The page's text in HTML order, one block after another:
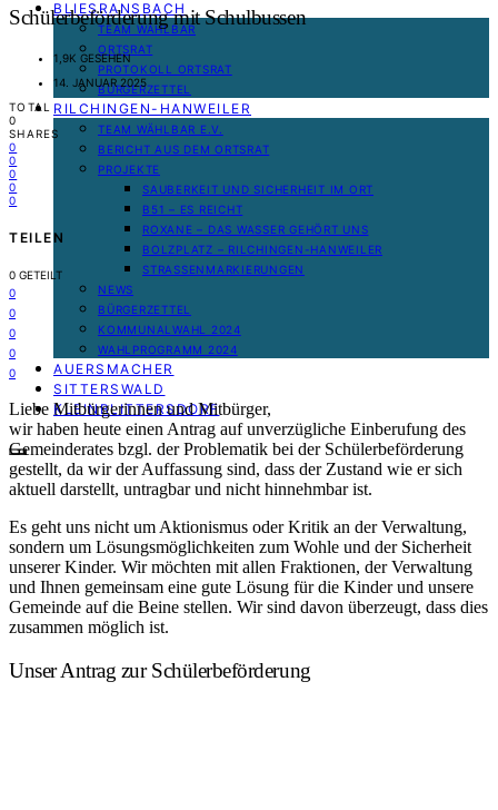
BLIESRANSBACH
TEAM WÄHLBAR
ORTSRAT
PROTOKOLL ORTSRAT
BÜRGERZETTEL
RILCHINGEN-HANWEILER
TEAM WÄHLBAR E.V.
BERICHT AUS DEM ORTSRAT
PROJEKTE
SAUBERKEIT UND SICHERHEIT IM ORT
B51 – ES REICHT
ROXANE – DAS WASSER GEHÖRT UNS
BOLZPLATZ – RILCHINGEN-HANWEILER
STRASSENMARKIERUNGEN
NEWS
BÜRGERZETTEL
KOMMUNALWAHL 2024
WAHLPROGRAMM 2024
AUERSMACHER
SITTERSWALD
KLEINBLITTERSDORF
Schülerbeförderung mit Schulbussen
1,9K GESEHEN
14. JANUAR 2025
TOTAL
0
SHARES
0
0
0
0
0
TEILEN
0 GETEILT
0
0
0
0
0
Liebe Mitbürgerinnen und Mitbürger,
wir haben heute einen Antrag auf unverzügliche Einberufung des
Gemeinderates bzgl. der Problematik bei der Schülerbeförderung
gestellt, da wir der Auffassung sind, dass der Zustand wie er sich
aktuell darstellt, untragbar und nicht hinnehmbar ist.
Es geht uns nicht um Aktionismus oder Kritik an der Verwaltung,
sondern um Lösungsmöglichkeiten zum Wohle und der Sicherheit
unserer Kinder. Wir möchten mit allen Fraktionen, der Verwaltung
und Ihnen gemeinsam eine gute Lösung für die Kinder und unsere
Gemeinde auf die Beine stellen. Wir sind davon überzeugt, dass dies
zusammen möglich ist.
Unser Antrag zur Schülerbeförderung